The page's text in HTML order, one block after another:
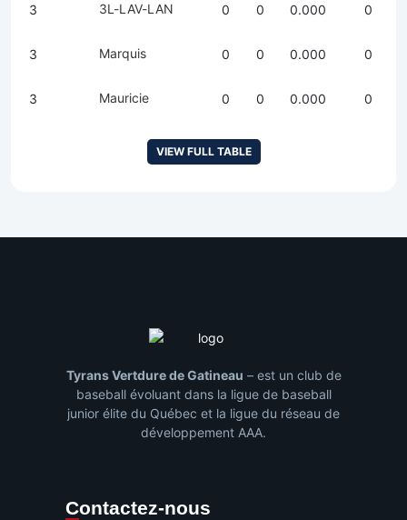
3 3L-LAV-LAN 0 0 0.000 0
3 Marquis 0 0 0.000 0
3 Mauricie 0 0 0.000 0
VIEW FULL TABLE
Tyrans Vertdure de Gatineau – est un club de
baseball évoluant dans la ligue de baseball
junior élite du Québec et la ligue du réseau de
développement AAA.
Contactez-nous